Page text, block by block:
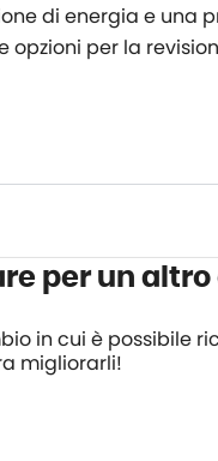
di energia e una
per la
per un
in cui è
migliorarli!